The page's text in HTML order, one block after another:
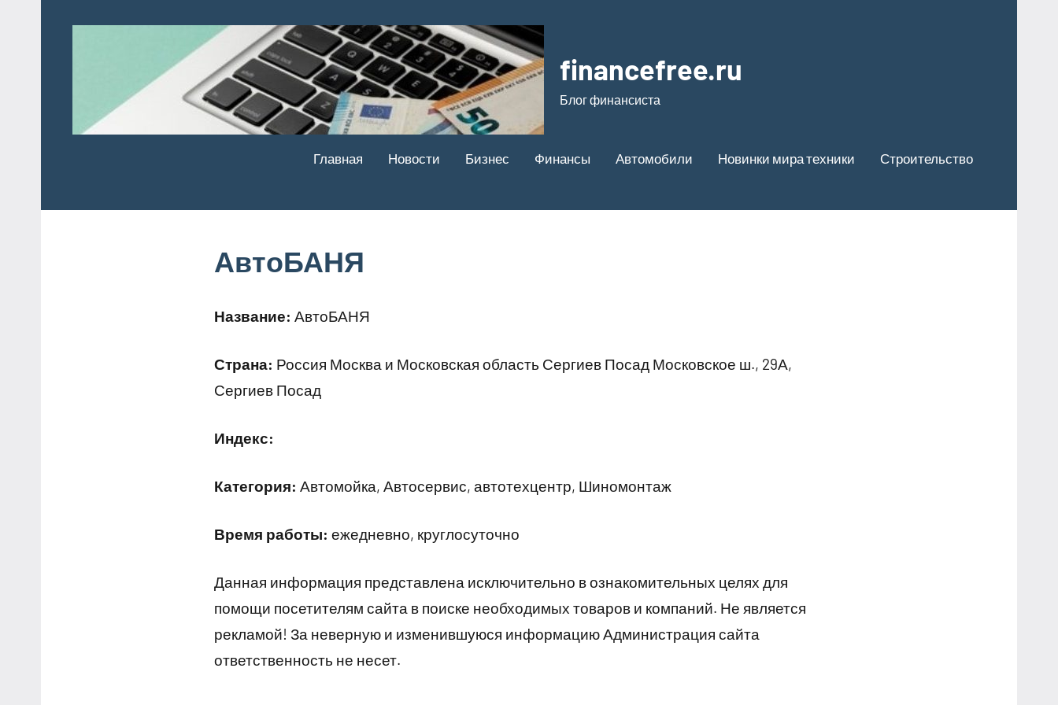
financefree.ru
Блог финансиста
Главная Новости Бизнес Финансы Автомобили Новинки мира техники Строительство
АвтоБАНЯ
Название: АвтоБАНЯ
Страна: Россия Москва и Московская область Сергиев Посад Московское ш., 29А,
Сергиев Посад
Индекс:
Категория: Автомойка, Автосервис, автотехцентр, Шиномонтаж
Время работы: ежедневно, круглосуточно
Данная информация представлена исключительно в ознакомительных целях для
помощи посетителям сайта в поиске необходимых товаров и компаний. Не является
рекламой! За неверную и изменившуюся информацию Администрация сайта
ответственность не несет.